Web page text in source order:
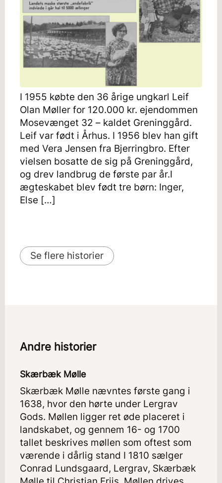
I 1955 købte den 36 årige ungkarl Leif
Olan Møller for 120.000 kr. ejendommen
Mosevænget 32 – kaldet Greninggård.
Leif var født i Århus. I 1956 blev han gift
med Vera Jensen fra Bjerringbro. Efter
vielsen bosatte de sig på Greninggård,
og drev landbrug de første par år.I
ægteskabet blev født tre børn: Inger,
Else […]
Se flere historier
Andre historier
Skærbæk Mølle
Skærbæk Mølle nævntes første gang i
1638, hvor den hørte under Lergrav
Gods. Møllen ligger ret øde placeret i
landskabet, og gennem 16- og 1700
tallet beskrives møllen som oftest som
værende i dårlig stand I 1810 sælger
Conrad Lundsgaard, Lergrav, Skærbæk